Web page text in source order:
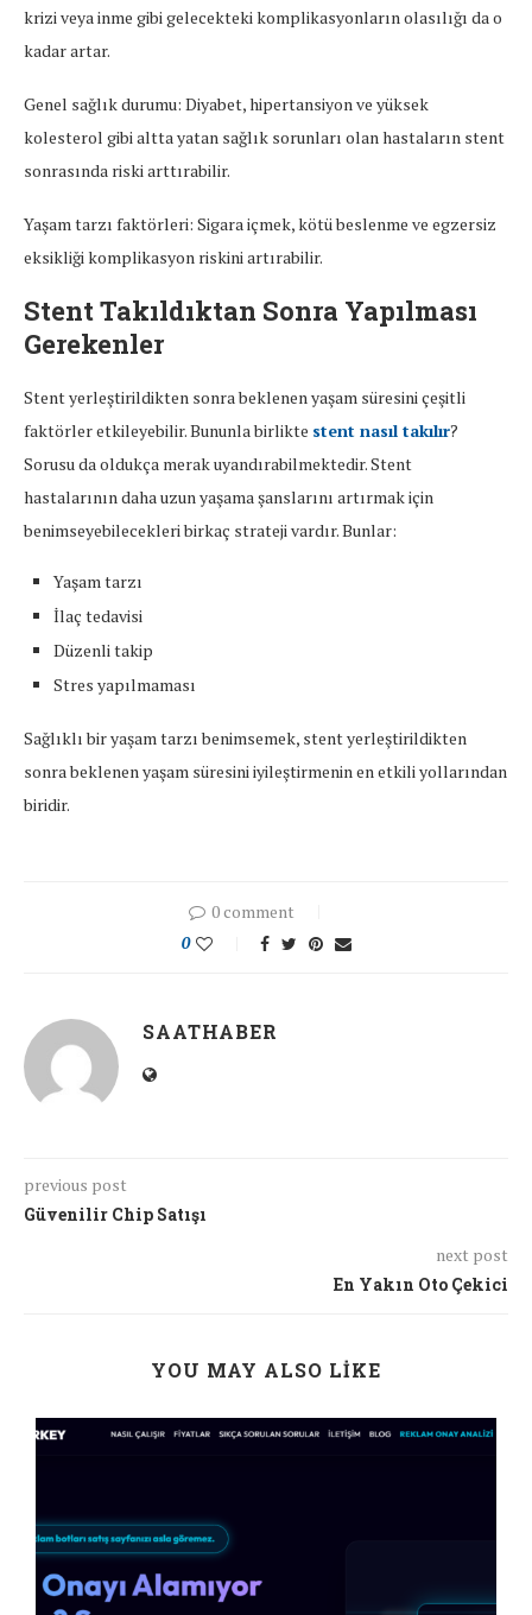
krizi veya inme gibi gelecekteki komplikasyonların olasılığı da o
kadar artar.
Genel sağlık durumu: Diyabet, hipertansiyon ve yüksek
kolesterol gibi altta yatan sağlık sorunları olan hastaların stent
sonrasında riski arttırabilir.
Yaşam tarzı faktörleri: Sigara içmek, kötü beslenme ve egzersiz
eksikliği komplikasyon riskini artırabilir.
Stent Takıldıktan Sonra Yapılması
Gerekenler
Stent yerleştirildikten sonra beklenen yaşam süresini çeşitli
faktörler etkileyebilir. Bununla birlikte stent nasıl takılır?
Sorusu da oldukça merak uyandırabilmektedir. Stent
hastalarının daha uzun yaşama şanslarını artırmak için
benimseyebilecekleri birkaç strateji vardır. Bunlar:
Yaşam tarzı
İlaç tedavisi
Düzenli takip
Stres yapılmaması
Sağlıklı bir yaşam tarzı benimsemek, stent yerleştirildikten
sonra beklenen yaşam süresini iyileştirmenin en etkili yollarından
biridir.
0 comment
0
SAATHABER
previous post
Güvenilir Chip Satışı
next post
En Yakın Oto Çekici
YOU MAY ALSO LIKE